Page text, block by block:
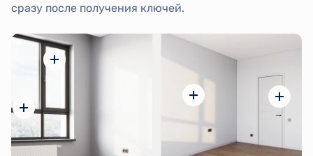
сразу после получения ключей.